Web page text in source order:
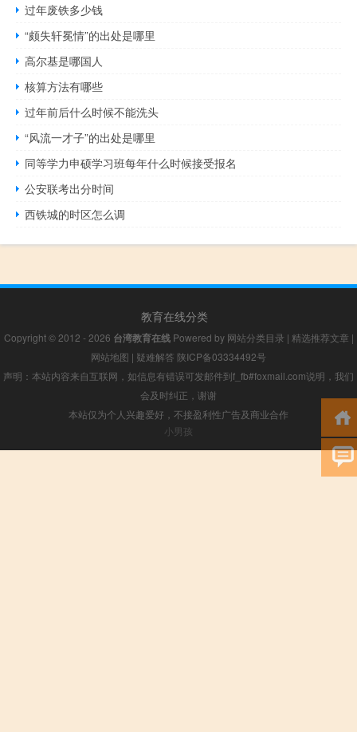
过年废铁多少钱
“颇失轩冕情”的出处是哪里
高尔基是哪国人
核算方法有哪些
过年前后什么时候不能洗头
“风流一才子”的出处是哪里
同等学力申硕学习班每年什么时候接受报名
公安联考出分时间
西铁城的时区怎么调
教育在线分类
Copyright © 2012 - 2026 台湾教育在线Powered by 网站分类目录 | 精选推荐文章 |
网站地图 | 疑难解答 陕ICP备03334492号
声明：本站内容来自互联网，如信息有错误可发邮件到f_fb#foxmail.com说明，我们
会及时纠正，谢谢
本站仅为个人兴趣爱好，不接盈利性广告及商业合作
小男孩